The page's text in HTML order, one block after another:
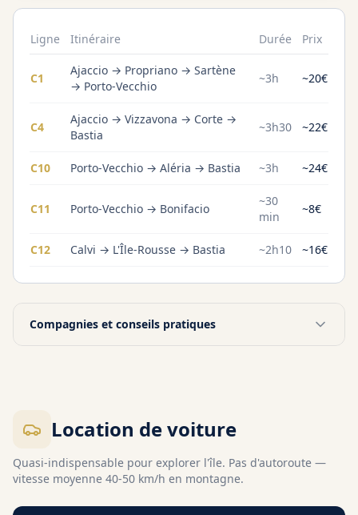
Ligne Itinéraire Durée Prix
C1
Ajaccio → Propriano → Sartène
→ Porto-Vecchio
~3h ~20€
C4
Ajaccio → Vizzavona → Corte →
Bastia
~3h30 ~22€
C10 Porto-Vecchio → Aléria → Bastia ~3h ~24€
C11 Porto-Vecchio → Bonifacio
~30
min
~8€
C12 Calvi → L'Île-Rousse → Bastia ~2h10 ~16€
Compagnies et conseils pratiques
Location de voiture
Quasi-indispensable pour explorer l'île. Pas d'autoroute —
vitesse moyenne 40-50 km/h en montagne.